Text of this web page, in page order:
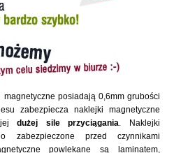
posiadają 0,6mm grubości
zabezpiecza naklejki magnetyczne
jejdużej sile przyciągania. Naklejki
zabezpieczone przed czynnikami
powlekane są laminatem,